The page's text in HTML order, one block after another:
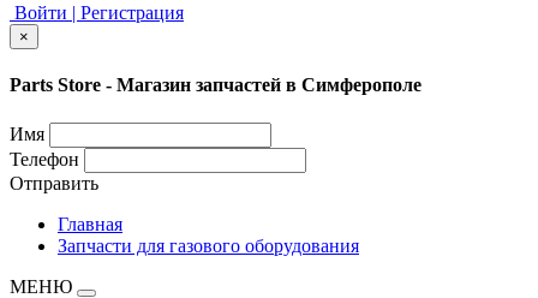
Войти | Регистрация
×
Parts Store - Магазин запчастей в Симферополе
Имя
Телефон
Отправить
Главная
Запчасти для газового оборудования
МЕНЮ